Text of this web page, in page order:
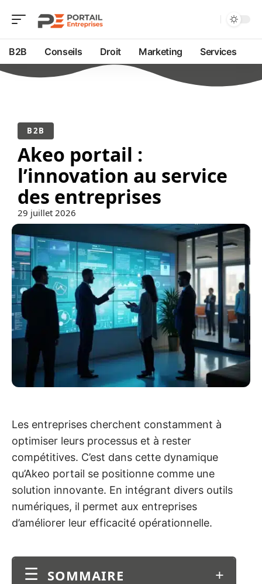
B2B Conseils Droit Marketing Services
B2B
Akeo portail :
l’innovation au service
des entreprises
29 juillet 2026
Les entreprises cherchent constamment à
optimiser leurs processus et à rester
compétitives. C’est dans cette dynamique
qu’Akeo portail se positionne comme une
solution innovante. En intégrant divers outils
numériques, il permet aux entreprises
d’améliorer leur efficacité opérationnelle.
SOMMAIRE